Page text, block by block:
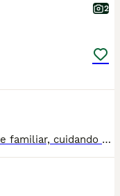
2
Criamos Bulldog Francés en ambiente familiar, cuidando de cada cachorro desde su nacimiento para que llegue sano, equilibrado y lleno de cariño a su nueva familia. Nuestro objetivo es encontrar hogares responsables donde puedan ser felices toda la vida. 🐾❤️ El precio dependerá del color y sexo , para más información hablar por WhatsApp 613094048